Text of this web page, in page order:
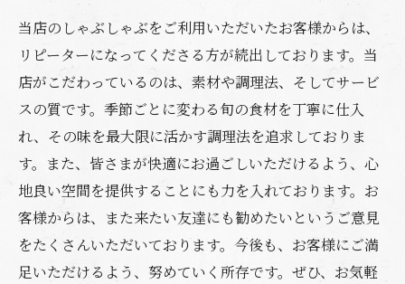
当店のしゃぶしゃぶをご利用いただいたお客様からは、
リピーターになってくださる方が続出しております。当
店がこだわっているのは、素材や調理法、そしてサービ
スの質です。季節ごとに変わる旬の食材を丁寧に仕入
れ、その味を最大限に活かす調理法を追求しておりま
す。また、皆さまが快適にお過ごしいただけるよう、心
地良い空間を提供することにも力を入れております。お
客様からは、また来たい友達にも勧めたいというご意見
をたくさんいただいております。今後も、お客様にご満
足いただけるよう、努めていく所存です。ぜひ、お気軽